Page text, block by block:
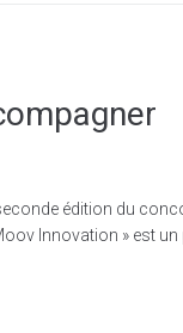
édition du
Innovation » est